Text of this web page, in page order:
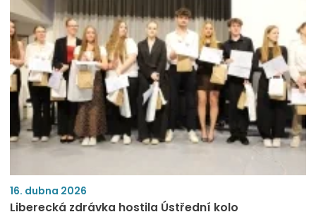
16. dubna 2026
Liberecká zdrávka hostila Ústřední kolo